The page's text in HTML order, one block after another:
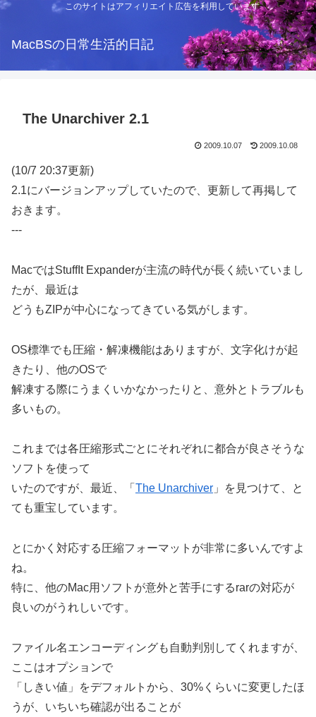
このサイトはアフィリエイト広告を利用しています
MacBSの日常生活的日記
The Unarchiver 2.1
2009.10.07 2009.10.08
(10/7 20:37更新)
2.1にバージョンアップしていたので、更新して再掲して
おきます。
---
MacではStuffIt Expanderが主流の時代が長く続いていまし
たが、最近は
どうもZIPが中心になってきている気がします。
OS標準でも圧縮・解凍機能はありますが、文字化けが起
きたり、他のOSで
解凍する際にうまくいかなかったりと、意外とトラブルも
多いもの。
これまでは各圧縮形式ごとにそれぞれに都合が良さそうな
ソフトを使って
いたのですが、最近、「 The Unarchiver 」を見つけて、と
ても重宝しています。
とにかく対応する圧縮フォーマットが非常に多いんですよ
ね。
特に、他のMac用ソフトが意外と苦手にするrarの対応が
良いのがうれしいです。
ファイル名エンコーディングも自動判別してくれますが、
ここはオプションで
「しきい値」をデフォルトから、30%くらいに変更したほ
うが、いちいち確認が出ることが